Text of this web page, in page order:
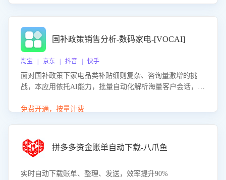
国补政策销售分析-数码家电-[VOCAI]
淘宝 | 京东 | 抖音 | 快手
面对国补政策下家电品类补贴细则复杂、咨询量激增的挑
战，本应用依托AI能力，批量自动化解析海量客户会话，精
购买意向，深度洞察决策动因。同时全面评估客服团队政策
度、客服转化能力及销售业绩。
免费开通，按量计费
拼多多资金账单自动下载-八爪鱼
实时自动下载账单、整理、发送，效率提升90%